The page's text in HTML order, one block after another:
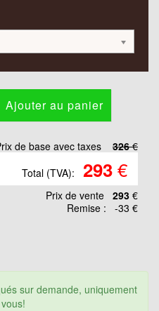
de base avec taxes 326€
Total (TVA):
293€
Prix ​​de vente 293 €
Remise :
-33 €
sur demande, uniquement